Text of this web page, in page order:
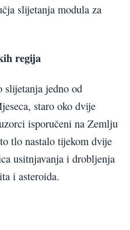
slijetanja modula za
regija
slijetanja jedno od
staro oko dvije
isporučeni na Zemlju
tlo nastalo tijekom dvije
usitnjavanja i drobljenja
i asteroida.